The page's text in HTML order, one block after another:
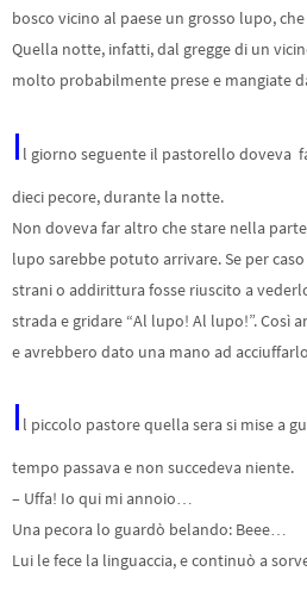
bosco vicino al paese un grosso lupo,
Quella notte, infatti, dal gregge di un
molto probabilmente prese e mangiate
I l giorno seguente il pastorello doveva
dieci pecore, durante la notte.
Non doveva far altro che stare nella
lupo sarebbe potuto arrivare. Se per
strani o addirittura fosse riuscito a
strada e gridare “Al lupo! Al lupo!”. Così
e avrebbero dato una mano ad
I l piccolo pastore quella sera si mise a
tempo passava e non succedeva niente.
– Uffa! Io qui mi annoio…
Una pecora lo guardò belando: Beee…
Lui le fece la linguaccia, e continuò a